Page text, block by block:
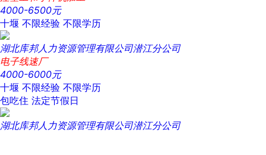
4000-6500元
十堰 不限经验 不限学历
湖北库邦人力资源管理有限公司潜江分公司
电子线速厂
4000-6000元
十堰 不限经验 不限学历
包吃住 法定节假日
湖北库邦人力资源管理有限公司潜江分公司